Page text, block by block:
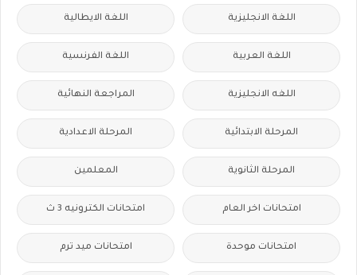
اللغة الانجليزية اللغة الايطالية
اللغة العربية اللغة الفرنسية
اللغه الانجليزية المراجعة النهائية
المرحلة الابتدائية المرحلة الاعدادية
المرحلة الثانوية المعلمين
امتحانات اخر العام امتحانات الكترونيه 3 ث
امتحانات موحدة امتحانات ميد ترم